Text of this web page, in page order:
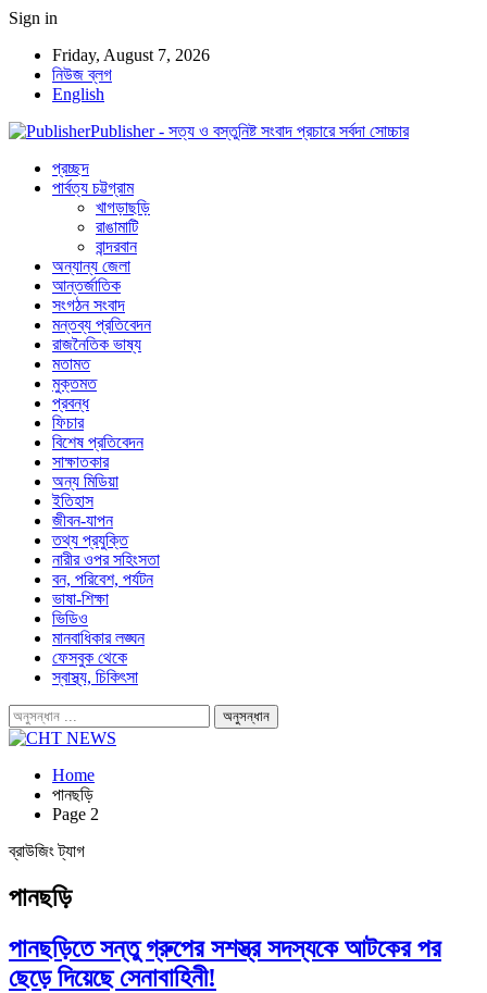
Sign in
Friday, August 7, 2026
নিউজ ব্লগ
English
Publisher - সত্য ও বস্তুনিষ্ট সংবাদ প্রচারে সর্বদা সোচ্চার
প্রচ্ছদ
পার্বত্য চট্টগ্রাম
খাগড়াছড়ি
রাঙামাটি
বান্দরবান
অন্যান্য জেলা
আন্তর্জাতিক
সংগঠন সংবাদ
মন্তব্য প্রতিবেদন
রাজনৈতিক ভাষ্য
মতামত
মুক্তমত
প্রবন্ধ
ফিচার
বিশেষ প্রতিবেদন
সাক্ষাতকার
অন্য মিডিয়া
ইতিহাস
জীবন-যাপন
তথ্য প্রযুক্তি
নারীর ওপর সহিংসতা
বন, পরিবেশ, পর্যটন
ভাষা-শিক্ষা
ভিডিও
মানবাধিকার লঙ্ঘন
ফেসবুক থেকে
স্বাস্থ্য, চিকিৎসা
Home
পানছড়ি
Page 2
ব্রাউজিং ট্যাগ
পানছড়ি
পানছড়িতে সন্তু গ্রুপের সশস্ত্র সদস্যকে আটকের পর
ছেড়ে দিয়েছে সেনাবাহিনী!